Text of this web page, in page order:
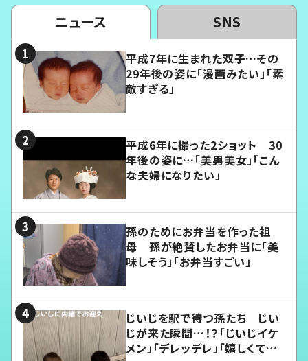
ニュース SNS
平成7年に生まれた双子…その
29年後の姿に「漫画みたい」「素
敵すぎる」
平成6年に撮った2ショット 30
年後の姿に…「美男美女」「こん
な夫婦になりたい」
孫のためにお弁当を作った祖
母 孫が絶賛したお弁当に「美
味しそう」「お弁当すごい」
じいじを駅で待つ孫たち じい
じが来た瞬間…！？「じいじイケ
メン」「デレッデレ」「嬉しくて可